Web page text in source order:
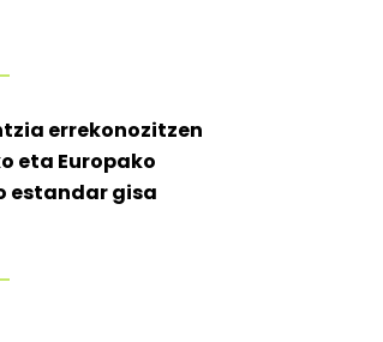
errekonozitzen
eta Europako
estandar gisa